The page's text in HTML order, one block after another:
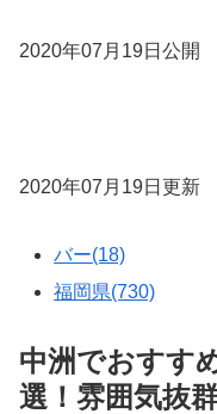
2020年07月19日公開
2020年07月19日更新
バー(18)
福岡県(730)
中洲でおすす
選！雰囲気抜